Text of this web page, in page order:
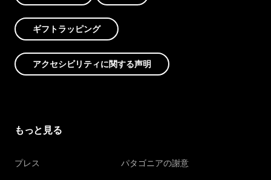
ギフトラッピング
アクセシビリティに関する声明
もっと見る
プレス パタゴニアの謝意